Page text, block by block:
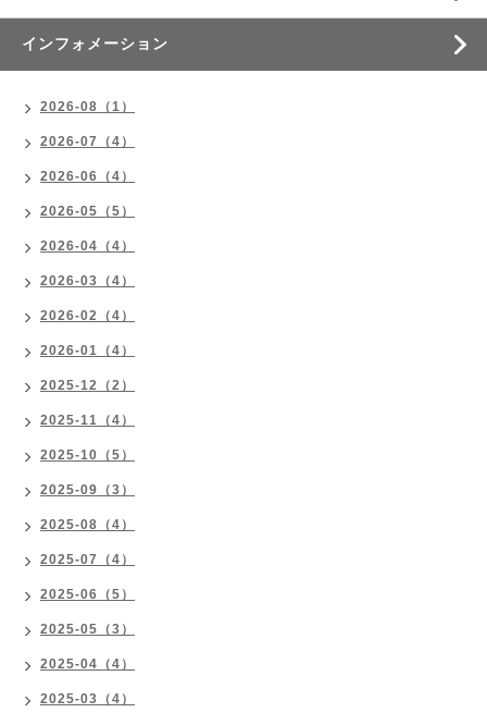
インフォメーション
2026-08（1）
2026-07（4）
2026-06（4）
2026-05（5）
2026-04（4）
2026-03（4）
2026-02（4）
2026-01（4）
2025-12（2）
2025-11（4）
2025-10（5）
2025-09（3）
2025-08（4）
2025-07（4）
2025-06（5）
2025-05（3）
2025-04（4）
2025-03（4）